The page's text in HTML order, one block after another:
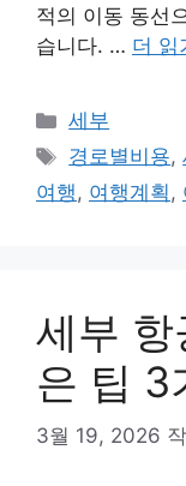
적의 이동 동선
습니다. … 더 읽
카
테
리
세부
태
그
경로별비용,
여행, 여행계획,
세부 항
은 팁 3
3월 19, 2026